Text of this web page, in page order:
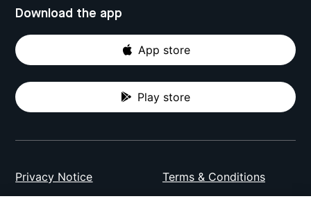
Download the app
App store
Play store
Privacy Notice Terms & Conditions